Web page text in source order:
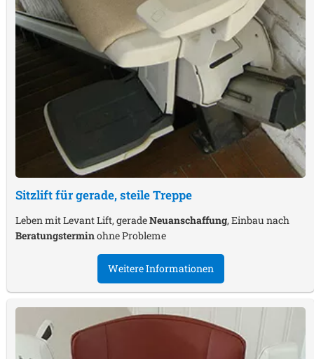
Sitzlift für gerade, steile Treppe
Leben mit Levant Lift, geradeNeuanschaffung, Einbau nach
Beratungsterminohne Probleme
Weitere Informationen